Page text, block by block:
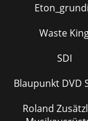
Waste
SDI
Blaupunkt DVD
Roland